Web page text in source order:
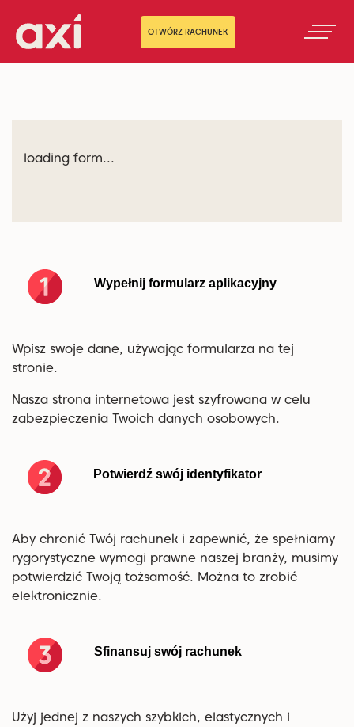
OTWÓRZ RACHUNEK
Wypełnij formularz aplikacyjny
Wpisz swoje dane, używając formularza na tej
stronie.
Nasza strona internetowa jest szyfrowana w celu
zabezpieczenia Twoich danych osobowych.
Potwierdź swój identyfikator
Aby chronić Twój rachunek i zapewnić, że spełniamy
rygorystyczne wymogi prawne naszej branży, musimy
potwierdzić Twoją tożsamość. Można to zrobić
elektronicznie.
Sfinansuj swój rachunek
Użyj jednej z naszych szybkich, elastycznych i
loading form...